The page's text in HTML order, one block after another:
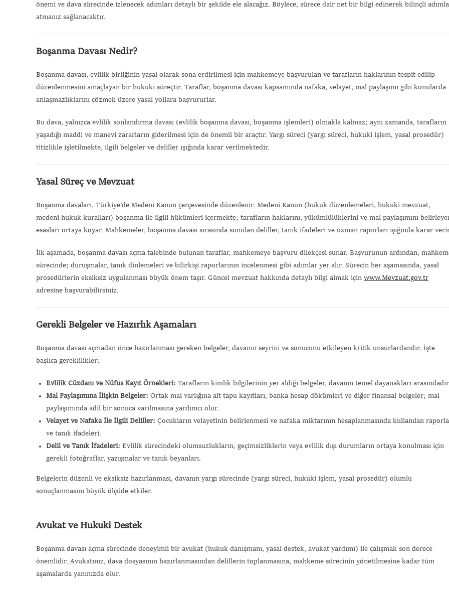
önemi ve dava sürecinde izlenecek adımları detaylı bir şekilde ele alacağız. Böylece, sürece dair net bir bilgi edinerek bilinçli
atmanız sağlanacaktır.
Boşanma Davası Nedir?
Boşanma davası, evlilik birliğinin yasal olarak sona erdirilmesi için mahkemeye başvurulan ve tarafların haklarının tespit edilip
düzenlenmesini amaçlayan bir hukuki süreçtir. Taraflar, boşanma davası kapsamında nafaka, velayet, mal paylaşımı gibi konularda
anlaşmazlıklarını çözmek üzere yasal yollara başvururlar.
Bu dava, yalnızca evlilik sonlandırma davası (evlilik boşanma davası, boşanma işlemleri) olmakla kalmaz; aynı zamanda, tarafların
yaşadığı maddi ve manevi zararların giderilmesi için de önemli bir araçtır. Yargı süreci (yargı süreci, hukuki işlem, yasal prosedür)
titizlikle işletilmekte, ilgili belgeler ve deliller ışığında karar verilmektedir.
Yasal Süreç ve Mevzuat
Boşanma davaları, Türkiye’de Medeni Kanun çerçevesinde düzenlenir. Medeni Kanun (hukuk düzenlemeleri, hukuki mevzuat,
medeni hukuk kuralları) boşanma ile ilgili hükümleri içermekte; tarafların haklarını, yükümlülüklerini ve mal paylaşımını
esasları ortaya koyar. Mahkemeler, boşanma davası sırasında sunulan deliller, tanık ifadeleri ve uzman raporları ışığında karar
İlk aşamada, boşanma davası açma talebinde bulunan taraflar, mahkemeye başvuru dilekçesi sunar. Başvurunun ardından,
sürecinde; duruşmalar, tanık dinlemeleri ve bilirkişi raporlarının incelenmesi gibi adımlar yer alır. Sürecin her aşamasında, yasal
prosedürlerin eksiksiz uygulanması büyük önem taşır. Güncel mevzuat hakkında detaylı bilgi almak için www.Mevzuat.gov.tr
adresine başvurabilirsiniz.
Gerekli Belgeler ve Hazırlık Aşamaları
Boşanma davası açmadan önce hazırlanması gereken belgeler, davanın seyrini ve sonucunu etkileyen kritik unsurlardandır. İşte
başlıca gereklilikler:
Evlilik Cüzdanı ve Nüfus Kayıt Örnekleri: Tarafların kimlik bilgilerinin yer aldığı belgeler, davanın temel dayanakları
Mal Paylaşımına İlişkin Belgeler: Ortak mal varlığına ait tapu kayıtları, banka hesap dökümleri ve diğer finansal belgeler; mal
paylaşımında adil bir sonuca varılmasına yardımcı olur.
Velayet ve Nafaka İle İlgili Deliller: Çocukların velayetinin belirlenmesi ve nafaka miktarının hesaplanmasında kullanılan
ve tanık ifadeleri.
Delil ve Tanık İfadeleri: Evlilik sürecindeki olumsuzlukların, geçimsizliklerin veya evlilik dışı durumların ortaya konulması için
gerekli fotoğraflar, yazışmalar ve tanık beyanları.
Belgelerin düzenli ve eksiksiz hazırlanması, davanın yargı sürecinde (yargı süreci, hukuki işlem, yasal prosedür) olumlu
sonuçlanmasını büyük ölçüde etkiler.
Avukat ve Hukuki Destek
Boşanma davası açma sürecinde deneyimli bir avukat (hukuk danışmanı, yasal destek, avukat yardımı) ile çalışmak son derece
önemlidir. Avukatınız, dava dosyasının hazırlanmasından delillerin toplanmasına, mahkeme sürecinin yönetilmesine kadar tüm
aşamalarda yanınızda olur.